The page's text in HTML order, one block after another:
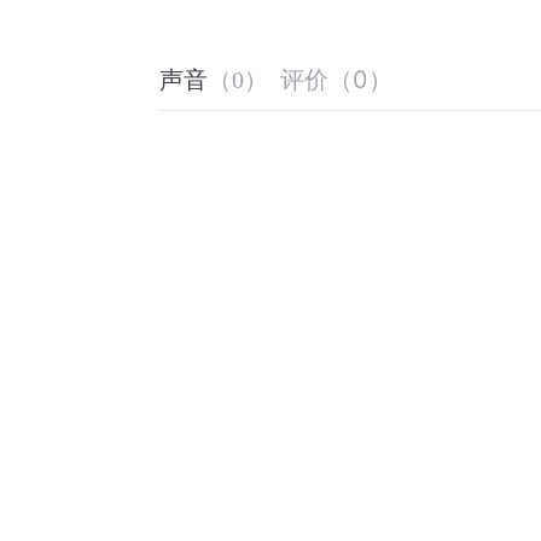
声音 （0） 评价 （0 ）